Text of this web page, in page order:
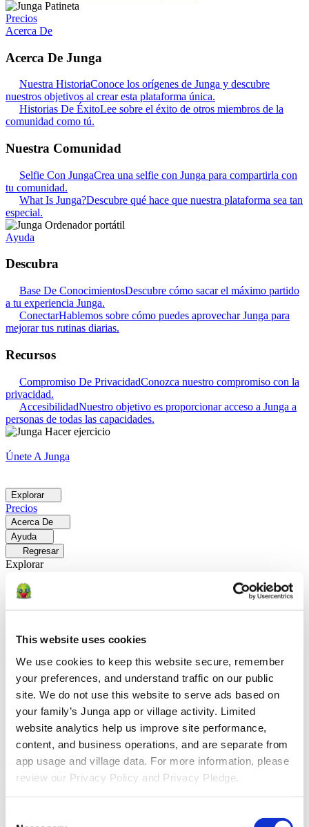
This website uses cookies
We use cookies to keep this website secure, remember
your preferences, and understand traffic on our public
site. We do not use this website to serve ads based on
your family’s Junga app or village activity. Limited
website analytics help us improve site performance,
content, and business operations, and are separate from
app usage and village data. For more information, please
review our Privacy Policy and Privacy Pledge.
Precios
Acerca De
Acerca De Junga
Nuestra HistoriaConoce los orígenes de Junga y descubre
nuestros objetivos al crear esta plataforma única.
Historias De ÉxitoLee sobre el éxito de otros miembros de la
comunidad como tú.
Nuestra Comunidad
Selfie Con JungaCrea una selfie con Junga para compartirla con
tu comunidad.
What Is Junga?Descubre qué hace que nuestra plataforma sea tan
especial.
Ayuda
Descubra
Base De ConocimientosDescubre cómo sacar el máximo partido
a tu experiencia Junga.
ConectarHablemos sobre cómo puedes aprovechar Junga para
mejorar tus rutinas diarias.
Recursos
Compromiso De PrivacidadConozca nuestro compromiso con la
privacidad.
AccesibilidadNuestro objetivo es proporcionar acceso a Junga a
personas de todas las capacidades.
Únete A Junga
Explorar
Precios
Acerca De
Ayuda
Regresar
Explorar
Soluciones
EducadoresDescubra cómo los educadores mejoran el aprendizaje
socioemocional (SEL) gracias a Junga.
Descubra
cómo Junga ayuda a los terapeutas a fomentar entornos positivos en
el hogar.
Para Grupos SocialesDescubre cómo los grupos sociales
fomentan la participación comunitaria con Junga.
Comparar
Junga contra Greenlight Greenlight combina una tarjeta de débito
supervisada con herramientas educativas para enseñar a los niños a
administrar su presupuesto, ahorrar e invertir.
Junga contra Acorns
Early Acorns Early ayuda a los padres a enseñar a sus hijos sobre
educación financiera mediante una tarjeta de débito segura, tareas
ClassDojo
ClassDojo ayuda a los maestros, los estudiantes y las